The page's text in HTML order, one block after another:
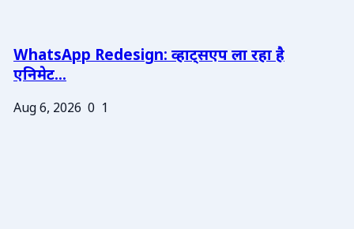
WhatsApp Redesign: व्हाट्सएप ला रहा है
एनिमेट...
Aug 6, 2026 0 1